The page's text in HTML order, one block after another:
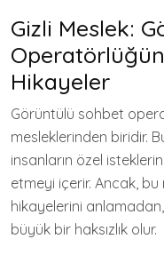
Gizli Meslek:
Hikayeler
Görüntülü sohbet
mesleklerinden biridir.
insanların özel
etmeyi içerir. Ancak,
hikayelerini
büyük bir haksızlık olur.